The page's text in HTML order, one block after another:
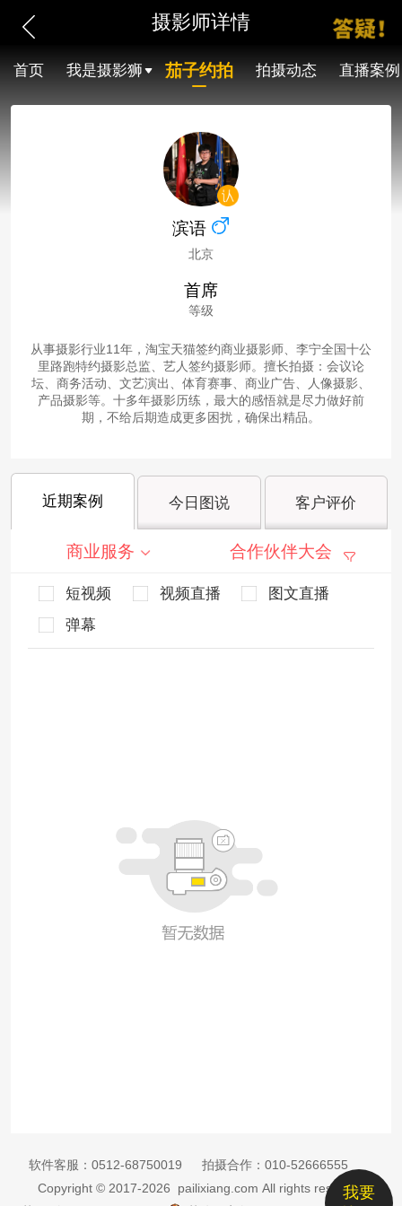
摄影师详情
首页 我是摄影狮 茄子约拍 拍摄动态 直播案例
滨语
北京
首席
等级
从事摄影行业11年，淘宝天猫签约商业摄影师、李宁全国十公
里路跑特约摄影总监、艺人签约摄影师。擅长拍摄：会议论
坛、商务活动、文艺演出、体育赛事、商业广告、人像摄影、
产品摄影等。十多年摄影历练，最大的感悟就是尽力做好前
期，不给后期造成更多困扰，确保出精品。
近期案例 今日图说 客户评价
商业服务 合作伙伴大会
短视频 视频直播
图文直播
弹幕
我要
软件客服： 0512-68750019 拍摄合作： 010-52666555
Copyright © 2017-2026 pailixiang.com All rights reserved